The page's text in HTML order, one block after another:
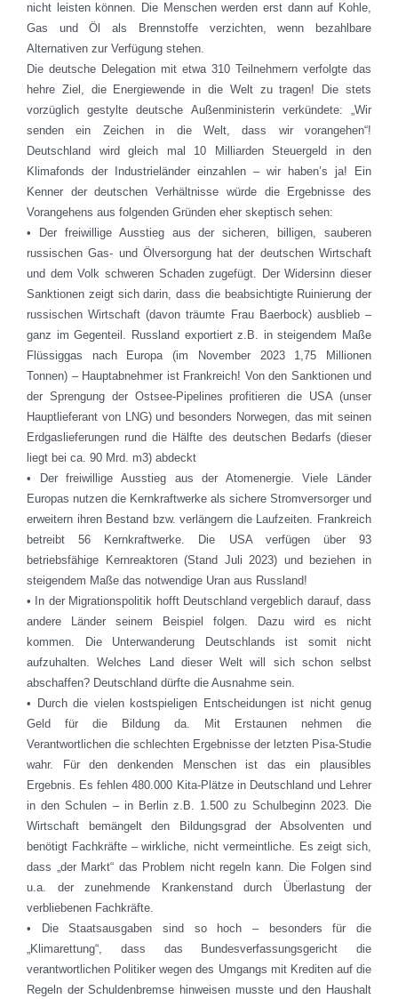
nicht leisten können. Die Menschen werden erst dann auf Kohle,
Gas und Öl als Brennstoffe verzichten, wenn bezahlbare
Alternativen zur Verfügung stehen.
Die deutsche Delegation mit etwa 310 Teilnehmern verfolgte das
hehre Ziel, die Energiewende in die Welt zu tragen! Die stets
vorzüglich gestylte deutsche Außenministerin verkündete: „Wir
senden ein Zeichen in die Welt, dass wir vorangehen“!
Deutschland wird gleich mal 10 Milliarden Steuergeld in den
Klimafonds der Industrieländer einzahlen – wir haben’s ja! Ein
Kenner der deutschen Verhältnisse würde die Ergebnisse des
Vorangehens aus folgenden Gründen eher skeptisch sehen:
• Der freiwillige Ausstieg aus der sicheren, billigen, sauberen
russischen Gas- und Ölversorgung hat der deutschen Wirtschaft
und dem Volk schweren Schaden zugefügt. Der Widersinn dieser
Sanktionen zeigt sich darin, dass die beabsichtigte Ruinierung der
russischen Wirtschaft (davon träumte Frau Baerbock) ausblieb –
ganz im Gegenteil. Russland exportiert z.B. in steigendem Maße
Flüssiggas nach Europa (im November 2023 1,75 Millionen
Tonnen) – Hauptabnehmer ist Frankreich! Von den Sanktionen und
der Sprengung der Ostsee-Pipelines profitieren die USA (unser
Hauptlieferant von LNG) und besonders Norwegen, das mit seinen
Erdgaslieferungen rund die Hälfte des deutschen Bedarfs (dieser
liegt bei ca. 90 Mrd. m3) abdeckt
• Der freiwillige Ausstieg aus der Atomenergie. Viele Länder
Europas nutzen die Kernkraftwerke als sichere Stromversorger und
erweitern ihren Bestand bzw. verlängern die Laufzeiten. Frankreich
betreibt 56 Kernkraftwerke. Die USA verfügen über 93
betriebsfähige Kernreaktoren (Stand Juli 2023) und beziehen in
steigendem Maße das notwendige Uran aus Russland!
• In der Migrationspolitik hofft Deutschland vergeblich darauf, dass
andere Länder seinem Beispiel folgen. Dazu wird es nicht
kommen. Die Unterwanderung Deutschlands ist somit nicht
aufzuhalten. Welches Land dieser Welt will sich schon selbst
abschaffen? Deutschland dürfte die Ausnahme sein.
• Durch die vielen kostspieligen Entscheidungen ist nicht genug
Geld für die Bildung da. Mit Erstaunen nehmen die
Verantwortlichen die schlechten Ergebnisse der letzten Pisa-Studie
wahr. Für den denkenden Menschen ist das ein plausibles
Ergebnis. Es fehlen 480.000 Kita-Plätze in Deutschland und Lehrer
in den Schulen – in Berlin z.B. 1.500 zu Schulbeginn 2023. Die
Wirtschaft bemängelt den Bildungsgrad der Absolventen und
benötigt Fachkräfte – wirkliche, nicht vermeintliche. Es zeigt sich,
dass „der Markt“ das Problem nicht regeln kann. Die Folgen sind
u.a. der zunehmende Krankenstand durch Überlastung der
verbliebenen Fachkräfte.
• Die Staatsausgaben sind so hoch – besonders für die
„Klimarettung“, dass das Bundesverfassungsgericht die
verantwortlichen Politiker wegen des Umgangs mit Krediten auf die
Regeln der Schuldenbremse hinweisen musste und den Haushalt